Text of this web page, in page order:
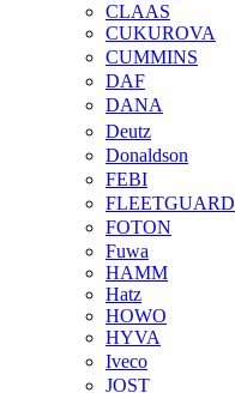
CLAAS
CUKUROVA
CUMMINS
DAF
DANA
Deutz
Donaldson
FEBI
FLEETGUARD
FOTON
Fuwa
HAMM
Hatz
HOWO
HYVA
Iveco
JOST